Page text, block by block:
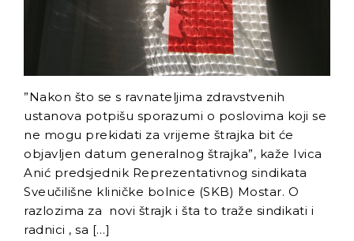
”Nakon što se s ravnateljima zdravstvenih
ustanova potpišu sporazumi o poslovima koji se
ne mogu prekidati za vrijeme štrajka bit će
objavljen datum generalnog štrajka”, kaže Ivica
Anić predsjednik Reprezentativnog sindikata
Sveučilišne kliničke bolnice (SKB) Mostar. O
razlozima za novi štrajk i šta to traže sindikati i
radnici , sa […]